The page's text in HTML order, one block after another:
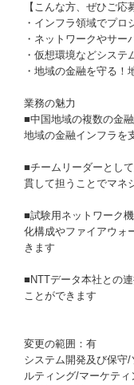
【こんな方、ぜひご応
・インフラ領域でプ
・ネットワークやサ
・仮想環境などシステ
・地域の金融を守る！
業務の魅力
■中国地域の複数の金
地域の金融インフラを
■チームリーダーとし
貫して担うことでマネ
■試験用ネットワーク
化構成やファイアウォ
きます
■NTTデータ本社との
ことができます
変更の範囲：有
システム開発及び保守
ルティング/マーケテ